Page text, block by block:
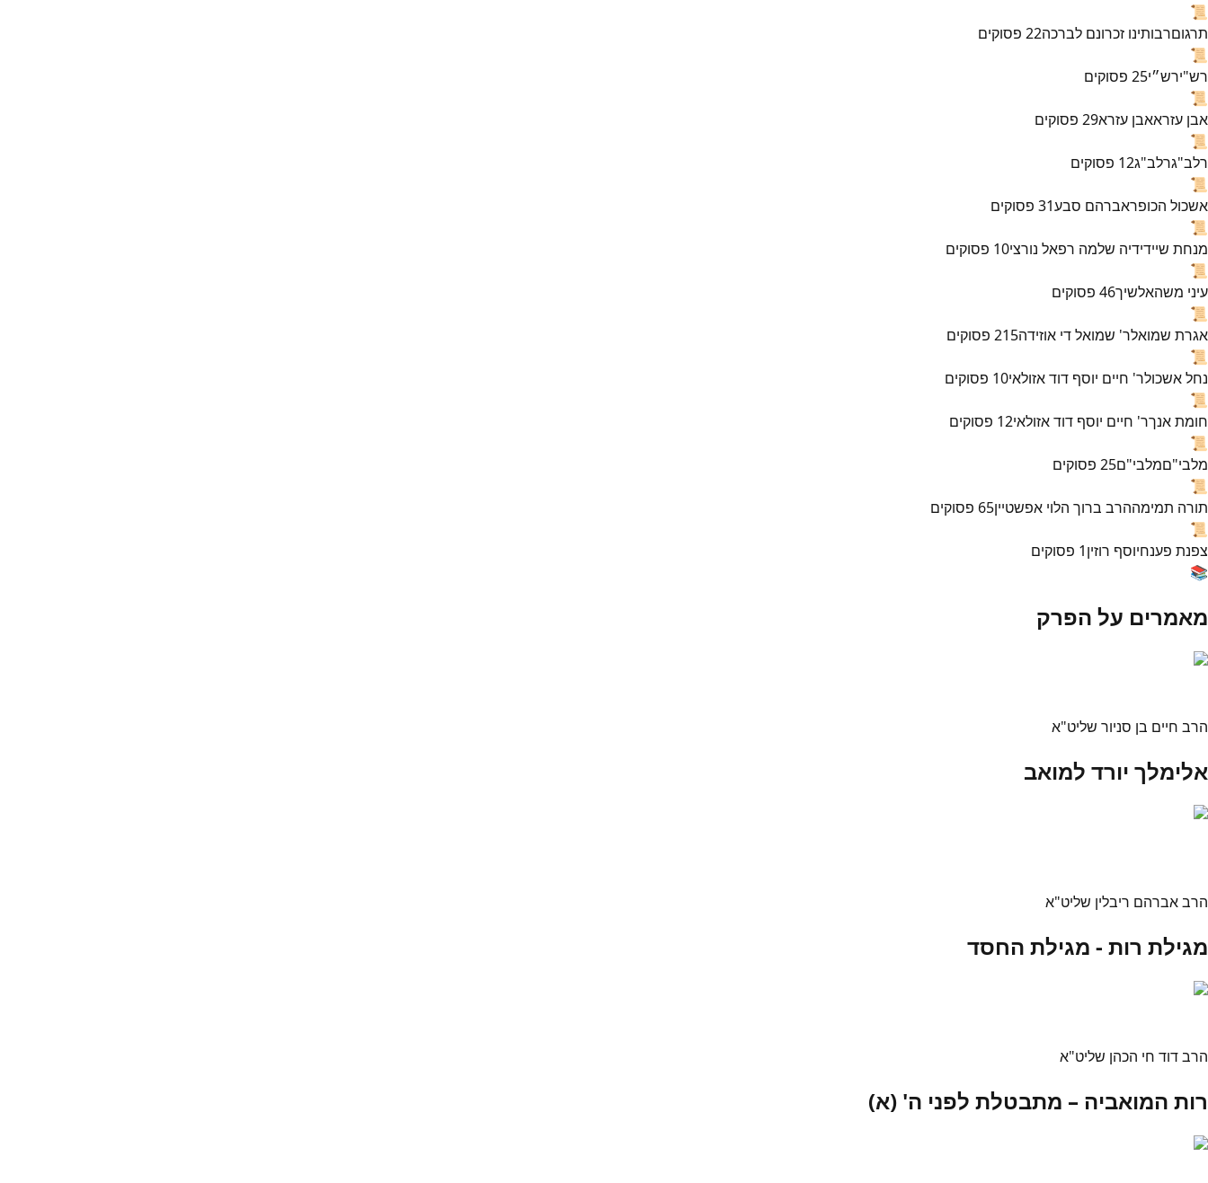
📜
תרגוםרבותינו זכרונם לברכה22 פסוקים
📜
רש"ירש״י25 פסוקים
📜
אבן עזראאבן עזרא29 פסוקים
📜
רלב"גרלב"ג12 פסוקים
📜
אשכול הכופראברהם סבע31 פסוקים
📜
מנחת שיידידיה שלמה רפאל נורצי10 פסוקים
📜
עיני משהאלשיך46 פסוקים
📜
אגרת שמואלר' שמואל די אוזידה215 פסוקים
📜
נחל אשכולר' חיים יוסף דוד אזולאי10 פסוקים
📜
חומת אנךר' חיים יוסף דוד אזולאי12 פסוקים
📜
מלבי"םמלבי"ם25 פסוקים
📜
תורה תמימההרב ברוך הלוי אפשטיין65 פסוקים
📜
צפנת פענחיוסף רוזין1 פסוקים
📚
מאמרים על הפרק
הרב חיים בן סניור שליט"א
אלימלך יורד למואב
הרב אברהם ריבלין שליט"א
מגילת רות - מגילת החסד
הרב דוד חי הכהן שליט"א
רות המואביה – מתבטלת לפני ה' (א)